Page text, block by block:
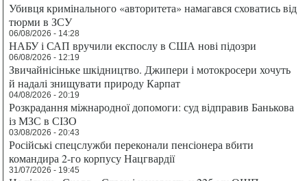
Убивця кримінального «авторитета» намагався сховатись від
тюрми в ЗСУ
06/08/2026 - 14:28
НАБУ і САП вручили експослу в США нові підозри
06/08/2026 - 12:19
Звичайнісіньке шкідництво. Джипери і мотокросери хочуть
й надалі знищувати природу Карпат
04/08/2026 - 20:19
Розкрадання міжнародної допомоги: суд відправив Банькова
із МЗС в СІЗО
03/08/2026 - 20:43
Російські спецслужби переконали пенсіонера вбити
командира 2-го корпусу Нацгвардії
31/07/2026 - 19:45